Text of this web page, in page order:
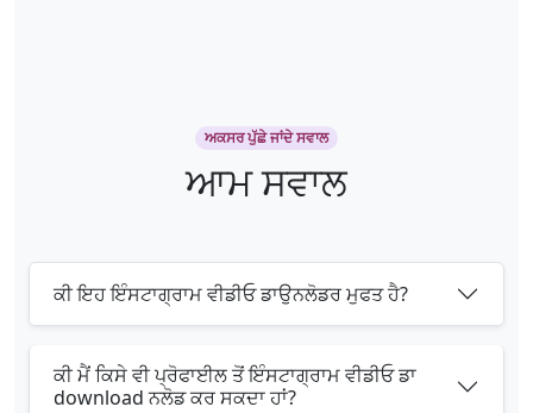
ਅਕਸਰ ਪੁੱਛੇ ਜਾਂਦੇ ਸਵਾਲ
ਆਮ ਸਵਾਲ
ਕੀ ਇਹ ਇੰਸਟਾਗ੍ਰਾਮ ਵੀਡੀਓ ਡਾਉਨਲੋਡਰ ਮੁਫਤ ਹੈ?
ਕੀ ਮੈਂ ਕਿਸੇ ਵੀ ਪ੍ਰੋਫਾਈਲ ਤੋਂ ਇੰਸਟਾਗ੍ਰਾਮ ਵੀਡੀਓ ਡਾ
download ਨਲੋਡ ਕਰ ਸਕਦਾ ਹਾਂ?